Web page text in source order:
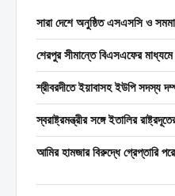
প্রজ্ঞাপনে
করেন
সারা দেশে অনুষ্ঠিত এসএসসি ও
শেরপুর সীমান্তে বিএসএফের
শ্রীবরদীতে ইয়াবাসহ ইউপি সদস্য
স্বরাষ্ট্রমন্ত্রীর সঙ্গে ইতালির
আমির হামজার বিরুদ্ধে গ্রেপ্তারি